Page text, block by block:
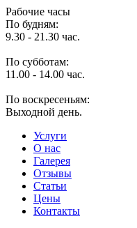
Рабочие часы
По будням:
9.30 - 21.30 час.
По субботам:
11.00 - 14.00 час.
По воскресеньям:
Выходной день.
Услуги
O нас
Галерея
Отзывы
Статьи
Цены
Контакты